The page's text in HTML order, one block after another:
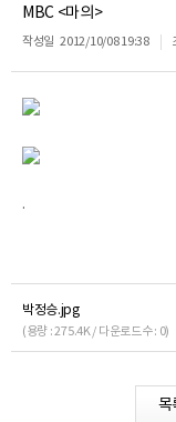
MBC <마의>
작성일 2012/10/08 19:38
.
박정승.jpg
(용량 : 275.4K / 다운로드수 : 0)
목